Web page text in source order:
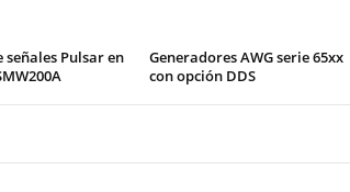
señales Pulsar en
Generadores AWG serie 65xx
con opción DDS